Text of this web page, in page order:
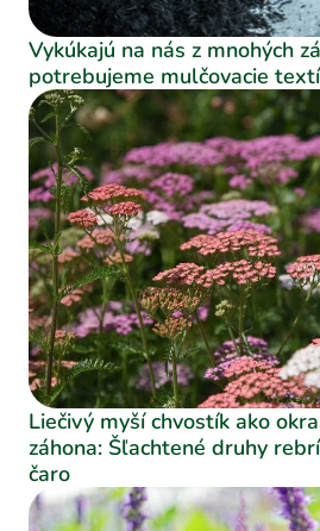
Vykúkajú na nás z mnohých
potrebujeme mulčovacie
Liečivý myší chvostík ako
záhona: Šľachtené druhy
čaro